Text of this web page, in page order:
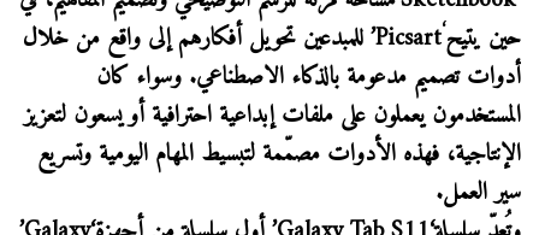
حين يتيح‘
Picsart’ للمبدعين تحويل أفكارهم إلى واقع من خلال
أدوات تصميم مدعومة بالذكاء الاصطناعي. وسواء كان
المستخدمون يعملون على ملفات إبداعية احترافية أو يسعون لتعزيز
الإنتاجية، فهذه الأدوات مصمّمة لتبسيط المهام اليومية وتسريع
سير العمل.